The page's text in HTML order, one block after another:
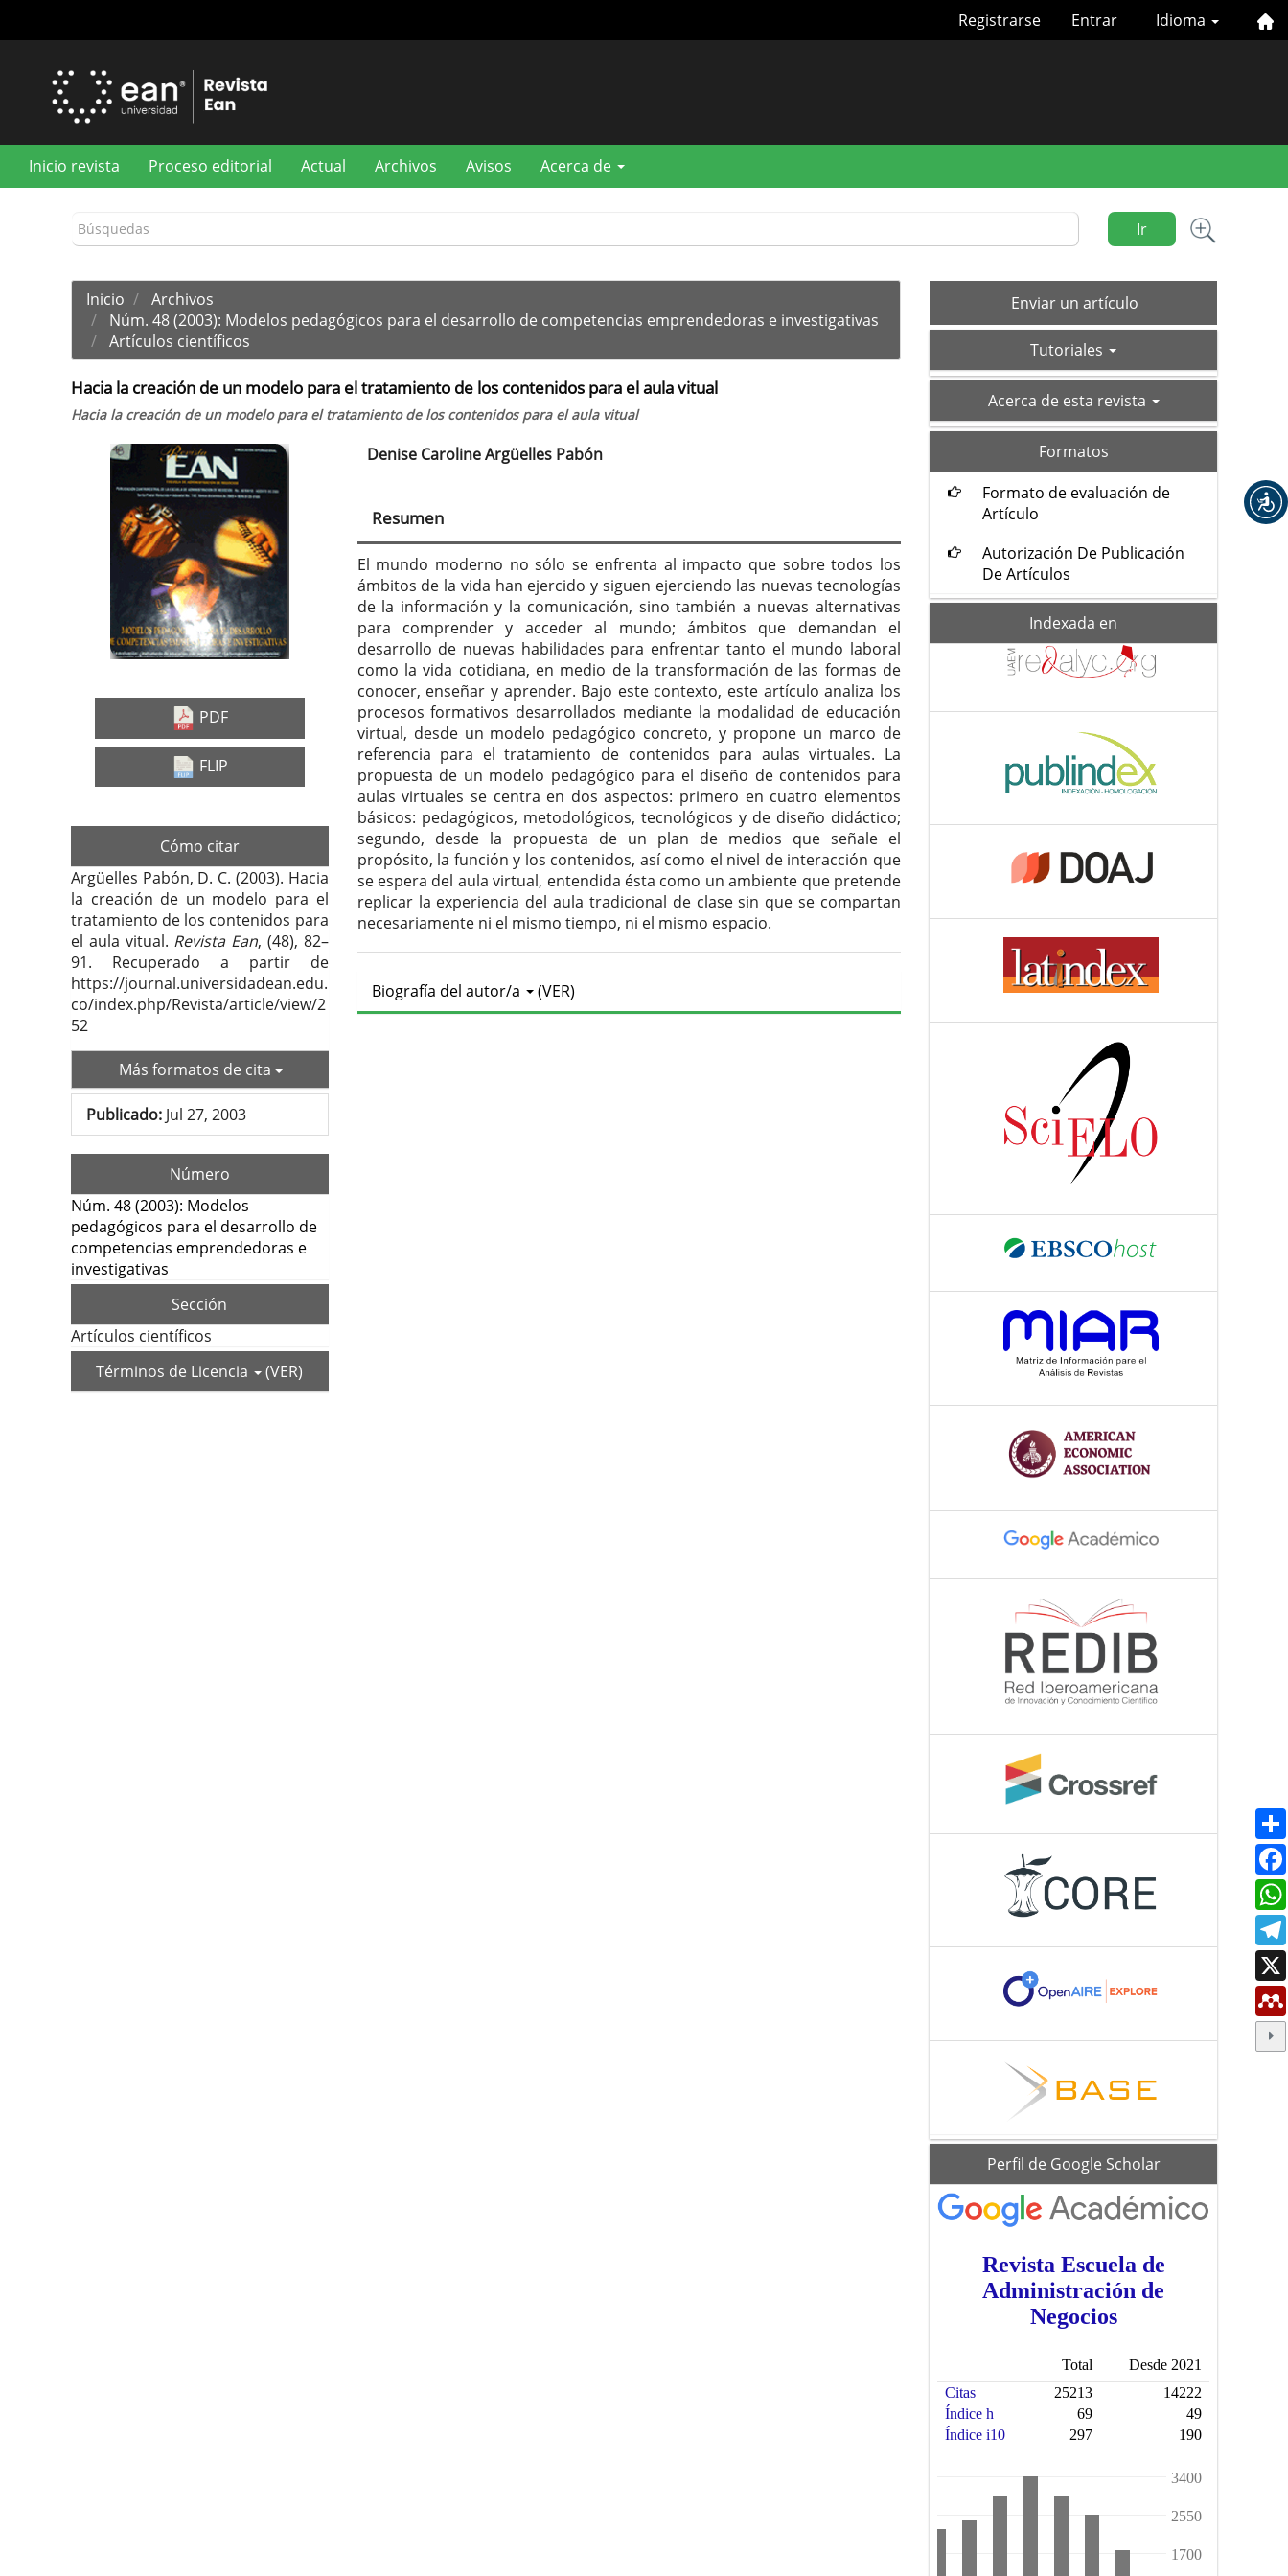
principal
Idioma
Registrarse Entrar
Inicio revista Proceso editorial Actual Archivos Avisos Acerca de
Ir
Inicio
Archivos
Núm. 48 (2003): Modelos pedagógicos para el desarrollo de competencias emprendedoras e investigativas
Artículos científicos
Hacia la creación de un modelo para el tratamiento de los contenidos para el aula vitual
Hacia la creación de un modelo para el tratamiento de los contenidos para el aula vitual
Barra
lateral
del
artículo
PDF
FLIP
Cómo citar
Argüelles Pabón, D. C. (2003). Hacia
la creación de un modelo para el
tratamiento de los contenidos para
el aula vitual. Revista Ean, (48), 82–
91. Recuperado a partir de
https://journal.universidadean.edu.
co/index.php/Revista/article/view/2
52
Más formatos de cita
Publicado: Jul 27, 2003
Número
Núm. 48 (2003): Modelos
pedagógicos para el desarrollo de
competencias emprendedoras e
investigativas
Sección
Artículos científicos
Términos de Licencia
(VER)
Contenido
principal
del
artículo
Denise Caroline Argüelles Pabón
Resumen
El mundo moderno no sólo se enfrenta al impacto que sobre todos los
ámbitos de la vida han ejercido y siguen ejerciendo las nuevas tecnologías
de la información y la comunicación, sino también a nuevas alternativas
para comprender y acceder al mundo; ámbitos que demandan el
desarrollo de nuevas habilidades para enfrentar tanto el mundo laboral
como la vida cotidiana, en medio de la transformación de las formas de
conocer, enseñar y aprender. Bajo este contexto, este artículo analiza los
procesos formativos desarrollados mediante la modalidad de educación
virtual, desde un modelo pedagógico concreto, y propone un marco de
referencia para el tratamiento de contenidos para aulas virtuales. La
propuesta de un modelo pedagógico para el diseño de contenidos para
aulas virtuales se centra en dos aspectos: primero en cuatro elementos
básicos: pedagógicos, metodológicos, tecnológicos y de diseño didáctico;
segundo, desde la propuesta de un plan de medios que señale el
propósito, la función y los contenidos, así como el nivel de interacción que
se espera del aula virtual, entendida ésta como un ambiente que pretende
replicar la experiencia del aula tradicional de clase sin que se compartan
necesariamente ni el mismo tiempo, ni el mismo espacio.
Detalles
Biografía del autor/a (VER)
Enviar
un
Enviar un artículo
Tutoriales
acerca-Acerca de esta revista
Formatos
Formato de evaluación de
Artículo
Autorización De Publicación
De Artículos
Indexada en
scholarPerfil de Google Scholar